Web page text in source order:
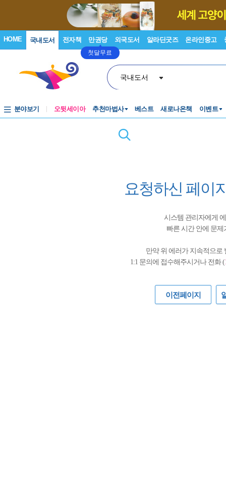
HOME 국내도서 전자책 만권당
첫달무료
외국도서 알라딘굿즈 온라인중고
국내도서
분야보기 오뒷세이아 추천마법사 베스트 새로나온책 이벤트
요청하신 페이
시스템 관리자에게
빠른 시간 안에 문
만약 위 에러가 지속적으로
1:1 문의에 접수해주시거나 전화 (
이전페이지